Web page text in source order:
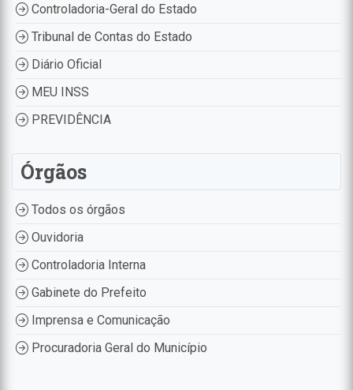
Controladoria-Geral do Estado
Tribunal de Contas do Estado
Diário Oficial
MEU INSS
PREVIDÊNCIA
Órgãos
Todos os órgãos
Ouvidoria
Controladoria Interna
Gabinete do Prefeito
Imprensa e Comunicação
Procuradoria Geral do Município